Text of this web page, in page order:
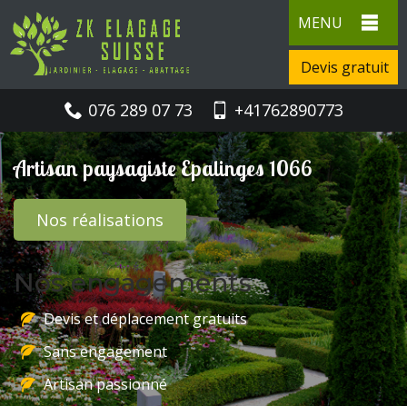
MENU
Devis gratuit
076 289 07 73 +41762890773
Artisan paysagiste Epalinges 1066
Nos réalisations
Nos engagements
Devis et déplacement gratuits
Sans engagement
Artisan passionné